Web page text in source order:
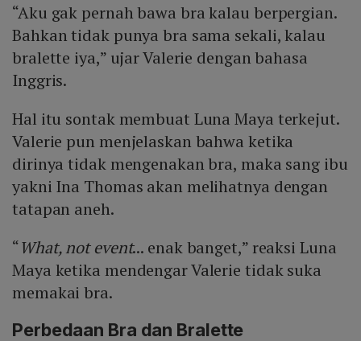
“Aku gak pernah bawa bra kalau berpergian.
Bahkan tidak punya bra sama sekali, kalau
bralette iya,” ujar Valerie dengan bahasa
Inggris.
Hal itu sontak membuat Luna Maya terkejut.
Valerie pun menjelaskan bahwa ketika
dirinya tidak mengenakan bra, maka sang ibu
yakni Ina Thomas akan melihatnya dengan
tatapan aneh.
“What, not event... enak banget,” reaksi Luna
Maya ketika mendengar Valerie tidak suka
memakai bra.
Perbedaan Bra dan Bralette